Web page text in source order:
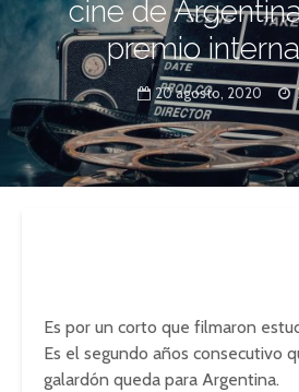
cine de
premio
20 agosto, 2020
Es por un corto que filmaron
Es el segundo años consecutivo
galardón queda para Argentina.